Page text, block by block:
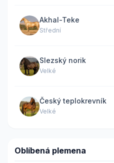
Akhal-Teke
Střední
Slezský norik
Velké
Český teplokrevník
Velké
Oblíbená plemena